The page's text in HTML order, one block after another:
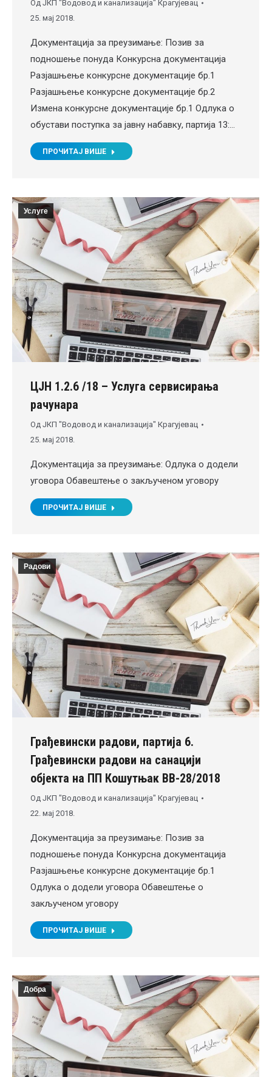
Од ЈКП "Водовод и канализација" Крагујевац
25. мај 2018.
Документација за преузимање: Позив за
подношење понуда Конкурсна документација
Разјашњење конкурсне документације бр.1
Разјашњење конкурсне документације бр.2
Измена конкурсне документације бр.1 Одлука о
обустави поступка за јавну набавку, партија 13:…
ПРОЧИТАЈ ВИШЕ
Услуге
ЦЈН 1.2.6 /18 – Услуга сервисирања
рачунара
Од ЈКП "Водовод и канализација" Крагујевац
25. мај 2018.
Документација за преузимање: Одлука о додели
уговора Обавештење о закљученом уговору
ПРОЧИТАЈ ВИШЕ
Радови
Грађевински радови, партија 6.
Грађевински радови на санацији
објекта на ПП Кошутњак ВВ-28/2018
Од ЈКП "Водовод и канализација" Крагујевац
22. мај 2018.
Документација за преузимање: Позив за
подношење понуда Конкурсна документација
Разјашњење конкурсне документације бр.1
Одлука о додели уговора Обавештење о
закљученом уговору
ПРОЧИТАЈ ВИШЕ
Добра